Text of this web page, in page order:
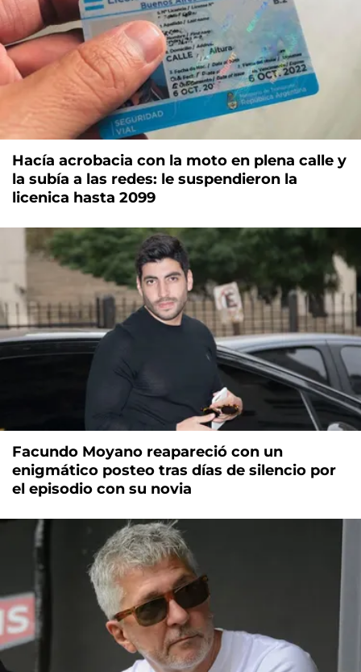
Hacía acrobacia con la moto en plena calle y
la subía a las redes: le suspendieron la
licenica hasta 2099
Facundo Moyano reapareció con un
enigmático posteo tras días de silencio por
el episodio con su novia